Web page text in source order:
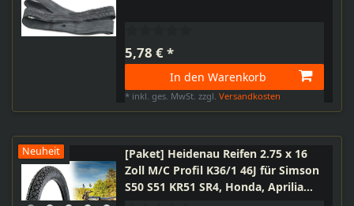
5,78 € *
In den Warenkorb
* inkl. ges. MwSt. zzgl.Versandkosten
Neuheit
[Paket] Heidenau Reifen 2.75 x 16
Zoll M/C Profil K36/1 46J für Simson
S50 S51 KR51 SR4, Honda, Aprilia